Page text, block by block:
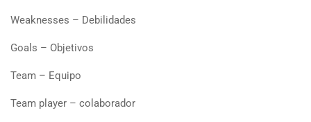
Weaknesses – Debilidades
Goals – Objetivos
Team – Equipo
Team player – colaborador